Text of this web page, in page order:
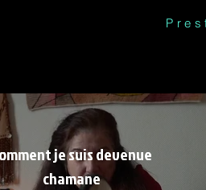
je suis devenue
chamane